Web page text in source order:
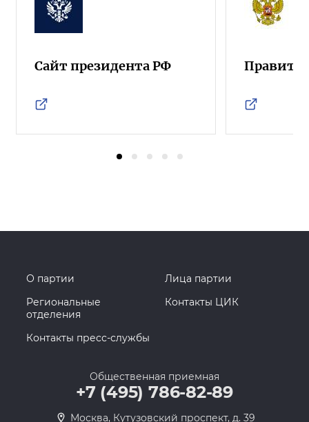
Сайт президента РФ
О партии
Лица партии
Региональные
отделения
Контакты ЦИК
Контакты пресс-службы
Общественная приемная
+7 (495) 786-82-89
Москва, Кутузовский проспект, д. 39